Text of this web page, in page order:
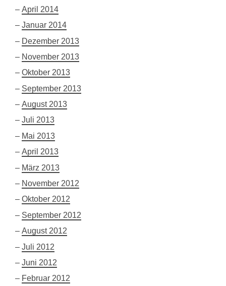
April 2014
Januar 2014
Dezember 2013
November 2013
Oktober 2013
September 2013
August 2013
Juli 2013
Mai 2013
April 2013
März 2013
November 2012
Oktober 2012
September 2012
August 2012
Juli 2012
Juni 2012
Februar 2012